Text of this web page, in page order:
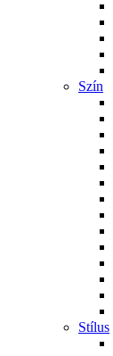
Szín
Stílus